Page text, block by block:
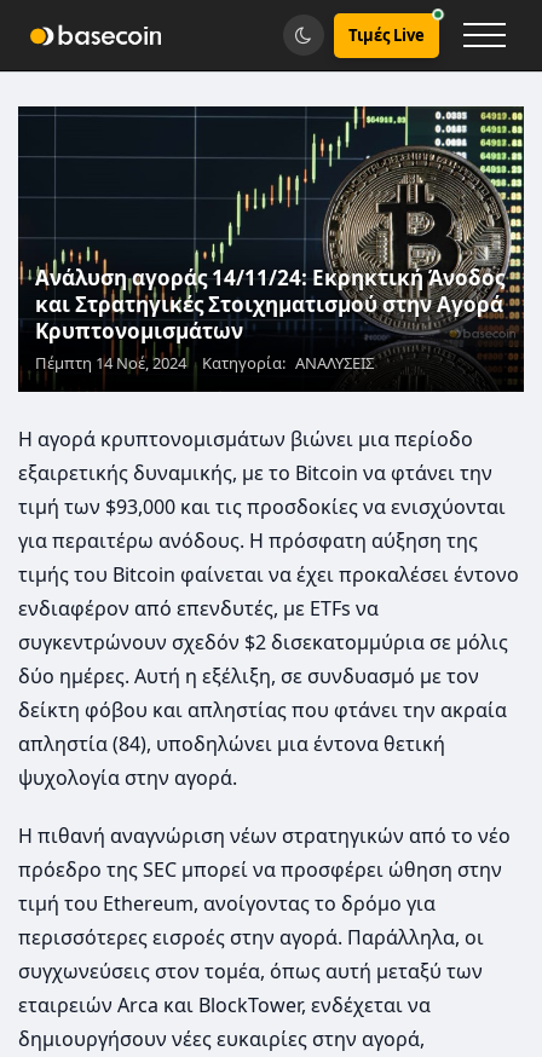
Τιμές Live
Ανάλυση αγοράς 14/11/24: Εκρηκτική Άνοδος
και Στρατηγικές Στοιχηματισμού στην Αγορά
Κρυπτονομισμάτων
Πέμπτη 14 Νοέ, 2024 Κατηγορία: ΑΝΑΛΥΣΕΙΣ
Η αγορά κρυπτονομισμάτων βιώνει μια περίοδο
εξαιρετικής δυναμικής, με το Bitcoin να φτάνει την
τιμή των $93,000 και τις προσδοκίες να ενισχύονται
για περαιτέρω ανόδους. Η πρόσφατη αύξηση της
τιμής του Bitcoin φαίνεται να έχει προκαλέσει έντονο
ενδιαφέρον από επενδυτές, με ETFs να
συγκεντρώνουν σχεδόν $2 δισεκατομμύρια σε μόλις
δύο ημέρες. Αυτή η εξέλιξη, σε συνδυασμό με τον
δείκτη φόβου και απληστίας που φτάνει την ακραία
απληστία (84), υποδηλώνει μια έντονα θετική
ψυχολογία στην αγορά.
Η πιθανή αναγνώριση νέων στρατηγικών από το νέο
πρόεδρο της SEC μπορεί να προσφέρει ώθηση στην
τιμή του Ethereum, ανοίγοντας το δρόμο για
περισσότερες εισροές στην αγορά. Παράλληλα, οι
συγχωνεύσεις στον τομέα, όπως αυτή μεταξύ των
εταιρειών Arca και BlockTower, ενδέχεται να
δημιουργήσουν νέες ευκαιρίες στην αγορά,